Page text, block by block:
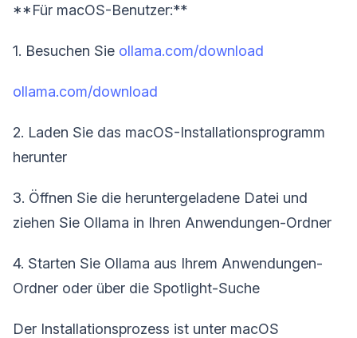
**Für macOS-Benutzer:**
1. Besuchen Sie ollama.com/download
ollama.com/download
2. Laden Sie das macOS-Installationsprogramm
herunter
3. Öffnen Sie die heruntergeladene Datei und
ziehen Sie Ollama in Ihren Anwendungen-Ordner
4. Starten Sie Ollama aus Ihrem Anwendungen-
Ordner oder über die Spotlight-Suche
Der Installationsprozess ist unter macOS